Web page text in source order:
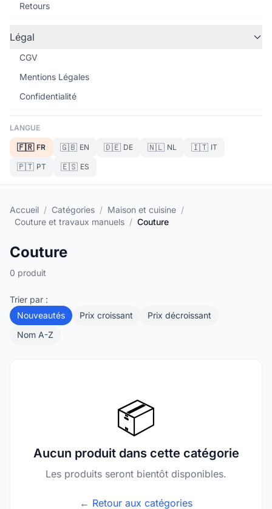
Retours
Légal
CGV
Mentions Légales
Confidentialité
LANGUE
🇫🇷 FR 🇬🇧 EN 🇩🇪 DE 🇳🇱 NL 🇮🇹 IT
🇵🇹 PT 🇪🇸 ES
Accueil / Catégories / Maison et cuisine /
Couture et travaux manuels / Couture
Couture
0 produit
Trier par :
Nouveautés
Prix croissant
Prix décroissant
Nom A-Z
📦
Aucun produit dans cette catégorie
Les produits seront bientôt disponibles.
← Retour aux catégories